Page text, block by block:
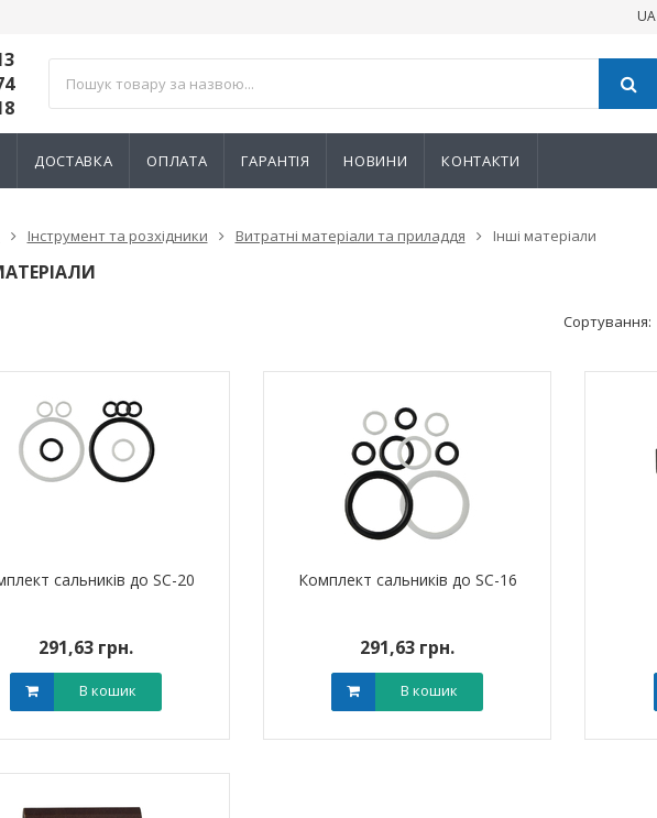
UA
ДОСТАВКА ОПЛАТА ГАРАНТІЯ НОВИНИ КОНТАКТИ
NIK 2300
обл)
грн.
(Дніпропетровська обл)
3 799,00 грн.
Інструмент та розхідники Витратні матеріали та приладдя Інші матеріали
Сортування:
сальників до SC-20
291,63 грн.
В кошик
Комплект сальників до SC-16
291,63 грн.
В кошик